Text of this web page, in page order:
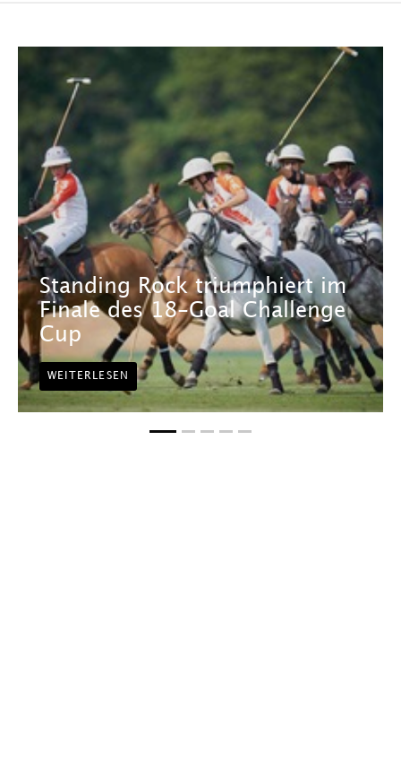
Standing Rock triumphiert im
Finale des 18-Goal Challenge
Cup
WEITERLESEN